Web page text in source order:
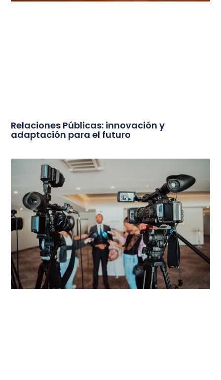
Relaciones Públicas: innovación y
adaptación para el futuro